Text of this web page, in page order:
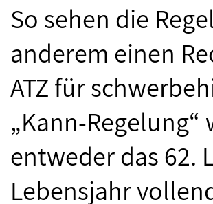
So sehen die
anderem einen
ATZ für
„Kann-
entweder das 62.
Lebensjahr